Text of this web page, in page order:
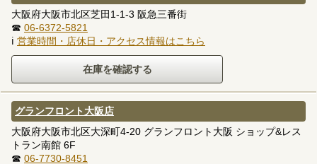
大阪府大阪市北区芝田1-1-3 阪急三番街
☎ 06-6372-5821
ℹ 営業時間・店休日・アクセス情報はこちら
グランフロント大阪店
大阪府大阪市北区大深町4-20 グランフロント大阪 ショップ&レス
トラン南館 6F
☎ 06-7730-8451